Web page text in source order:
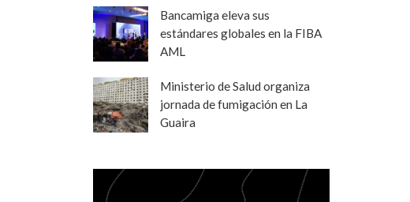
Bancamiga eleva sus
estándares globales en la FIBA
AML
Ministerio de Salud organiza
jornada de fumigación en La
Guaira